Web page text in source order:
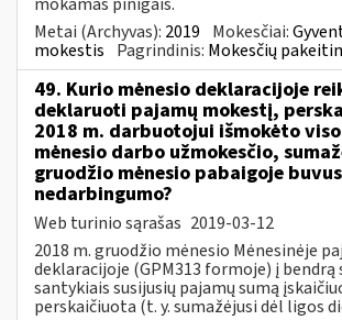
Metai (Archyvas): 2019 Mokesčiai:
mokestis Pagrindinis: Mokesčių
49. Kurio mėnesio deklaracijoje
deklaruoti pajamų mokestį,
2018 m. darbuotojui išmokėto
mėnesio darbo užmokesčio,
gruodžio mėnesio pabaigoje
nedarbingumo?
Web turinio sąrašas 2019-03-12
2018 m. gruodžio mėnesio Mėnesinėje
deklaracijoje (GPM313 formoje) į bendrą
santykiais susijusių pajamų sumą
perskaičiuota (t. y. sumažėjusi dėl ligos